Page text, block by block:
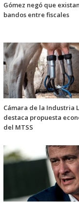
Gómez negó que
bandos entre fiscales
Cámara de la Industria
destaca propuesta
del MTSS